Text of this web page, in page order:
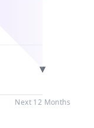
Next 12 Months